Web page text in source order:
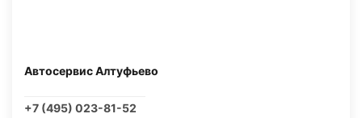
Автосервис Алтуфьево
+7 (495) 023-81-52